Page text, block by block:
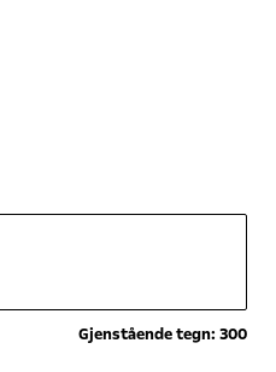
Gjenstående tegn: 300